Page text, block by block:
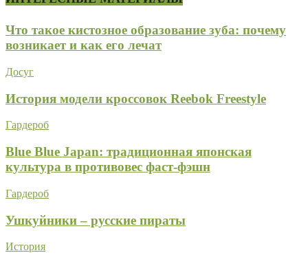
Что такое кистозное образование зуба: почему
возникает и как его лечат
Досуг
История модели кроссовок Reebok Freestyle
Гардероб
Blue Blue Japan: традиционная японская
культура в противовес фаст-фэшн
Гардероб
Ушкуйники – русские пираты
История